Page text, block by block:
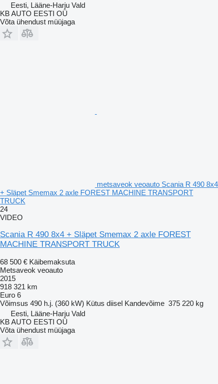
Eesti, Lääne-Harju Vald
KB AUTO EESTI OÜ
Võta ühendust müüjaga
metsaveok veoauto Scania R 490 8x4
+ Släpet Smemax 2 axle FOREST MACHINE TRANSPORT
TRUCK
24
VIDEO
Scania R 490 8x4 + Släpet Smemax 2 axle FOREST
MACHINE TRANSPORT TRUCK
68 500 € Käibemaksuta
Metsaveok veoauto
2015
918 321 km
Euro 6
Võimsus 490 h.j. (360 kW) Kütus diisel Kandevõime 375 220 kg
Eesti, Lääne-Harju Vald
KB AUTO EESTI OÜ
Võta ühendust müüjaga